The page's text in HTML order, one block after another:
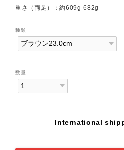
重さ（両足）：約609g-682g
種類
数量
International